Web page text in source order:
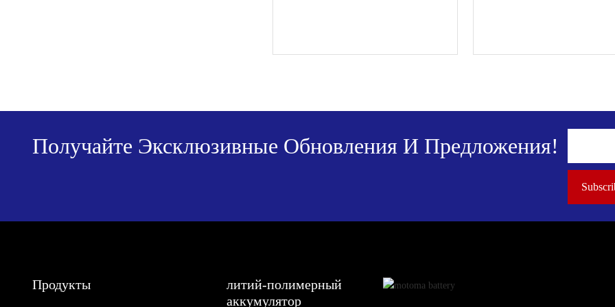
Получайте Эксклюзивные Обновления И Предложения!
Продукты
литий-полимерный
аккумулятор